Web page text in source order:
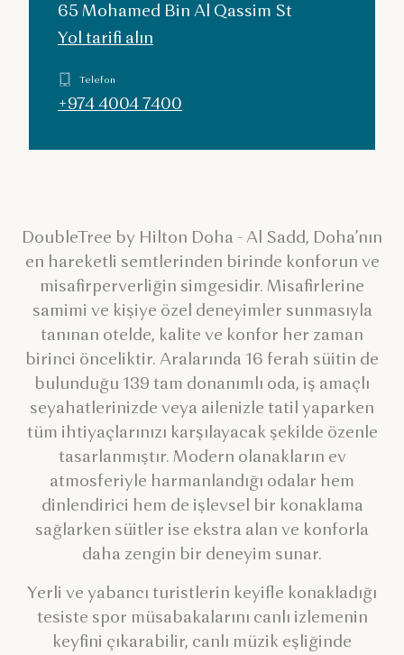
65 Mohamed Bin Al Qassim St
Yol tarifi alın
Telefon
+974 4004 7400
DoubleTree by Hilton Doha - Al Sadd, Doha’nın
en hareketli semtlerinden birinde konforun ve
misafirperverliğin simgesidir. Misafirlerine
samimi ve kişiye özel deneyimler sunmasıyla
tanınan otelde, kalite ve konfor her zaman
birinci önceliktir. Aralarında 16 ferah süitin de
bulunduğu 139 tam donanımlı oda, iş amaçlı
seyahatlerinizde veya ailenizle tatil yaparken
tüm ihtiyaçlarınızı karşılayacak şekilde özenle
tasarlanmıştır. Modern olanakların ev
atmosferiyle harmanlandığı odalar hem
dinlendirici hem de işlevsel bir konaklama
sağlarken süitler ise ekstra alan ve konforla
daha zengin bir deneyim sunar.
Yerli ve yabancı turistlerin keyifle konakladığı
tesiste spor müsabakalarını canlı izlemenin
keyfini çıkarabilir, canlı müzik eşliğinde